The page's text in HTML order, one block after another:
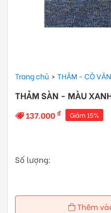
Trang chủ THẢM - CỎ
THẢM SÀN - MÀU
137.000 ₫ Giảm 15%
Số lượng:
Thêm